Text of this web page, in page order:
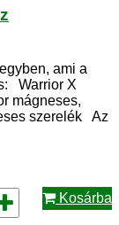
ami a
Warrior X
mágneses,
szerelék Az
Kosárba